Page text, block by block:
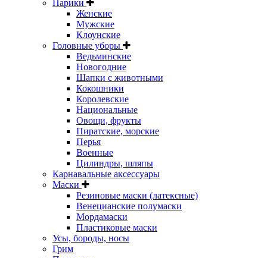
Парики
Женские
Мужские
Клоунские
Головные уборы
Ведьминские
Новогодние
Шапки с животными
Кокошники
Королевские
Национальные
Овощи, фрукты
Пиратские, морские
Перья
Военные
Цилиндры, шляпы
Карнавальные аксессуары
Маски
Резиновые маски (латексные)
Венецианские полумаски
Мордамаски
Пластиковые маски
Усы, бороды, носы
Грим